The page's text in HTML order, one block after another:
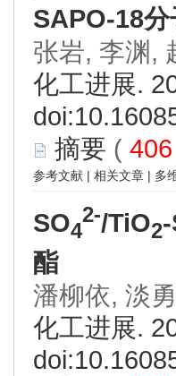
SAPO-18
张岩, 李渊,
化工进展.
doi:
摘要 ( 406
参考文献 | 相关文章 | 多
SO4
2-/TiO2
酯
潘柳依, 淡
化工进展.
doi: